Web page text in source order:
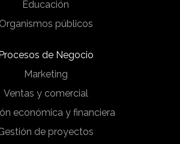
Educación
Organismos públicos
de Negocio
Marketing
Ventas y comercial
económica y financiera
de proyectos